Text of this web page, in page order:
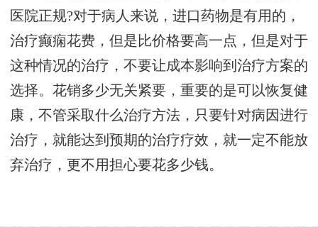
医院正规?对于病人来说，进口药物是有用的，
治疗癫痫花费，但是比价格要高一点，但是对于
这种情况的治疗，不要让成本影响到治疗方案的
选择。花销多少无关紧要，重要的是可以恢复健
康，不管采取什么治疗方法，只要针对病因进行
治疗，就能达到预期的治疗疗效，就一定不能放
弃治疗，更不用担心要花多少钱。